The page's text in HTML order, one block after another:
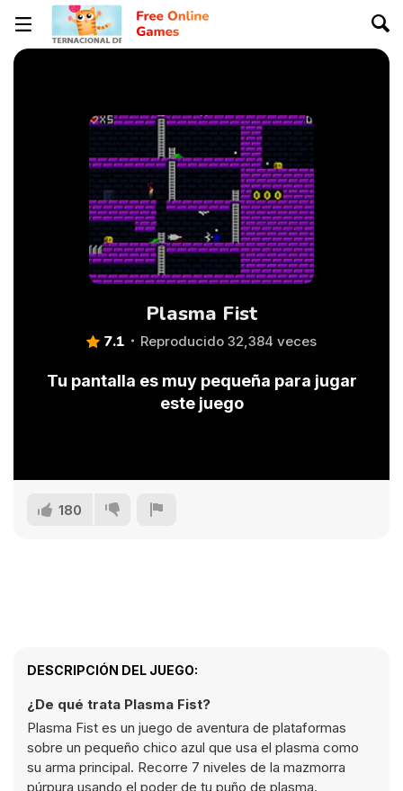
Plasma Fist
7.1 Reproducido 32,384 veces
Tu pantalla es muy pequeña para jugar
este juego
180
DESCRIPCIÓN DEL JUEGO:
¿De qué trata Plasma Fist?
Plasma Fist es un juego de aventura de plataformas
sobre un pequeño chico azul que usa el plasma como
su arma principal. Recorre 7 niveles de la mazmorra
púrpura usando el poder de tu puño de plasma.